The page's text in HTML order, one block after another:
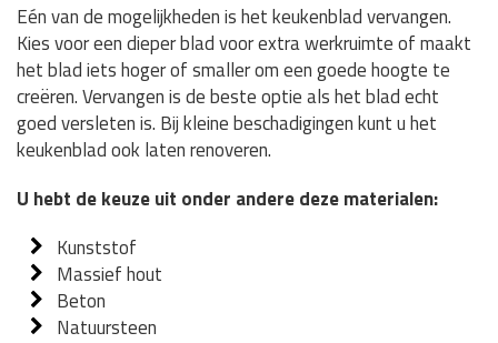
Eén van de mogelijkheden is het keukenblad vervangen.
Kies voor een dieper blad voor extra werkruimte of maakt
het blad iets hoger of smaller om een goede hoogte te
creëren. Vervangen is de beste optie als het blad echt
goed versleten is. Bij kleine beschadigingen kunt u het
keukenblad ook laten renoveren.
U hebt de keuze uit onder andere deze materialen:
Kunststof
Massief hout
Beton
Natuursteen